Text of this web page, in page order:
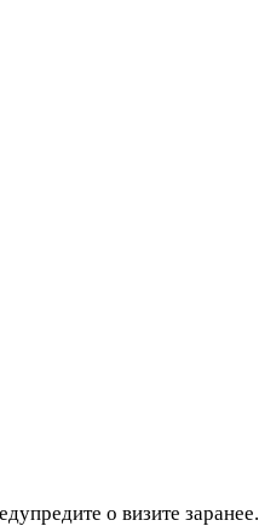
о визите заранее.